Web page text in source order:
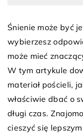
Śnienie może być
wybierzesz
może mieć
W tym artykule
materiał pościeli,
właściwie dbać o
długi czas.
cieszyć się